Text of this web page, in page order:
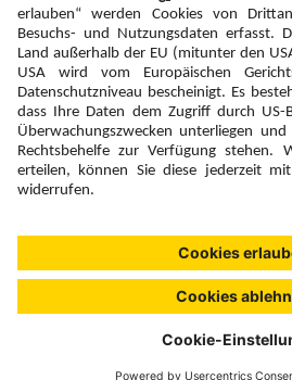
Newsletter:
Anmelden
Fairness und
Unsere Inhalte:
Copyright © 2026 DERTOUR
Suchen & Filtern